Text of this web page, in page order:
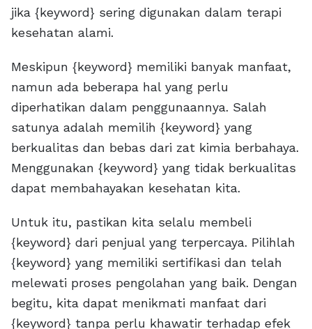
jika {keyword} sering digunakan dalam terapi
kesehatan alami.
Meskipun {keyword} memiliki banyak manfaat,
namun ada beberapa hal yang perlu
diperhatikan dalam penggunaannya. Salah
satunya adalah memilih {keyword} yang
berkualitas dan bebas dari zat kimia berbahaya.
Menggunakan {keyword} yang tidak berkualitas
dapat membahayakan kesehatan kita.
Untuk itu, pastikan kita selalu membeli
{keyword} dari penjual yang terpercaya. Pilihlah
{keyword} yang memiliki sertifikasi dan telah
melewati proses pengolahan yang baik. Dengan
begitu, kita dapat menikmati manfaat dari
{keyword} tanpa perlu khawatir terhadap efek